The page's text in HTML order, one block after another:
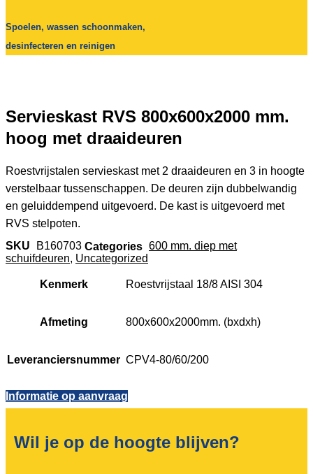
Spoelen, wassen schoonmaken,
desinfecteren en reinigen
Servieskast RVS 800x600x2000 mm.
hoog met draaideuren
Roestvrijstalen servieskast met 2 draaideuren en 3 in hoogte
verstelbaar tussenschappen. De deuren zijn dubbelwandig
en geluiddempend uitgevoerd. De kast is uitgevoerd met
RVS stelpoten.
SKU
B160703 Categories 600 mm. diep met
schuifdeuren, Uncategorized
Kenmerk Roestvrijstaal 18/8 AISI 304
Afmeting 800x600x2000mm. (bxdxh)
Leveranciersnummer CPV4-80/60/200
Informatie op aanvraag
Wil je op de hoogte blijven?